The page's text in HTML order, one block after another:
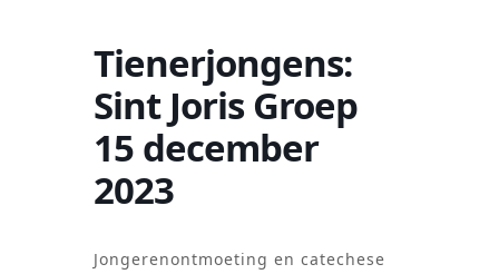
Tienerjongens:
Sint Joris Groep
15 december
2023
Jongerenontmoeting en catechese